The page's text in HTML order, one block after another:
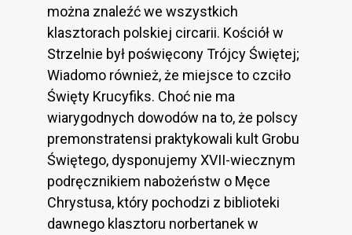
można znaleźć we wszystkich
klasztorach polskiej circarii. Kościół w
Strzelnie był poświęcony Trójcy Świętej;
Wiadomo również, że miejsce to czciło
Święty Krucyfiks. Choć nie ma
wiarygodnych dowodów na to, że polscy
premonstratensi praktykowali kult Grobu
Świętego, dysponujemy XVII-wiecznym
podręcznikiem nabożeństw o Męce
Chrystusa, który pochodzi z biblioteki
dawnego klasztoru norbertanek w